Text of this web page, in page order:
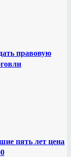
правовую
пять лет цена